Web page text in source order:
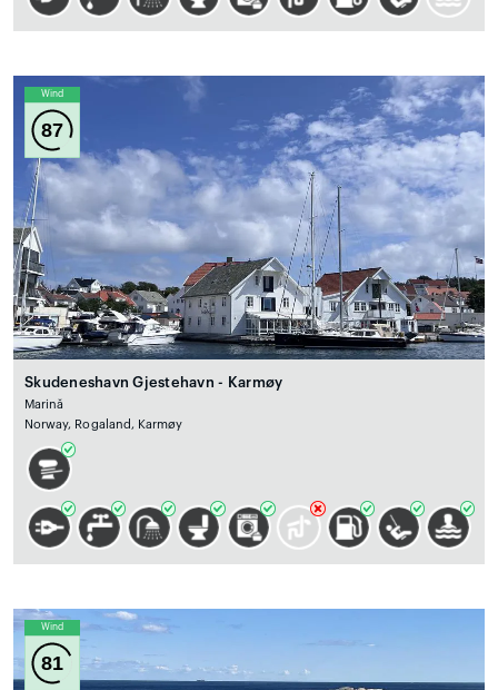
Wind
87
Skudeneshavn Gjestehavn - Karmøy
Marină
Norway, Rogaland, Karmøy
Wind
81